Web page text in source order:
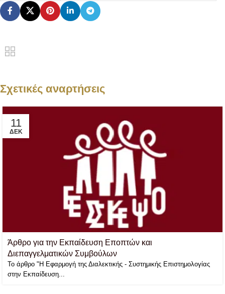
Σχετικές αναρτήσεις
11
ΔΕΚ
Άρθρο για την Εκπαίδευση Εποπτών και
Διεπαγγελματικών Συμβούλων
Το άρθρο "Η Εφαρμογή της Διαλεκτικής - Συστημικής Επιστημολογίας
στην Εκπαίδευση...